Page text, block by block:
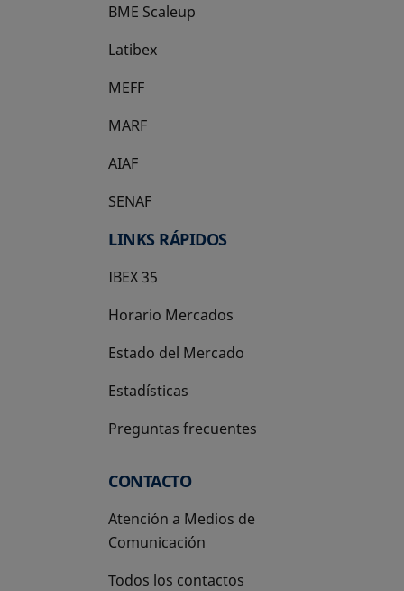
BME Scaleup
se abre en una pestaña nueva
Latibex
se abre en una pestaña nueva
MEFF
se abre en una pestaña nueva
MARF
AIAF
SENAF
LINKS RÁPIDOS
IBEX 35
Horario Mercados
Estado del Mercado
Estadísticas
Preguntas frecuentes
CONTACTO
Atención a Medios de
Comunicación
Todos los contactos